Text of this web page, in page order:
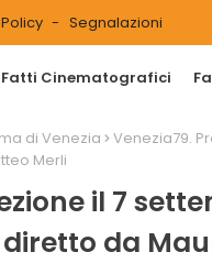
Segnalazioni
Fatti Cinematografici
di Venezia
Venezia79.
Merli
il 7
da